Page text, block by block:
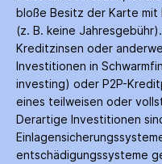
bloße Besitz der Karte
(z. B. keine
Kredit­zinsen oder
Investitionen in
investing) oder P2P-
eines teilweisen oder
Derartige Investitionen
entschädigungs­systeme